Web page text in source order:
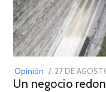
Opinión
POSTED
ON
27 DE
Un negocio